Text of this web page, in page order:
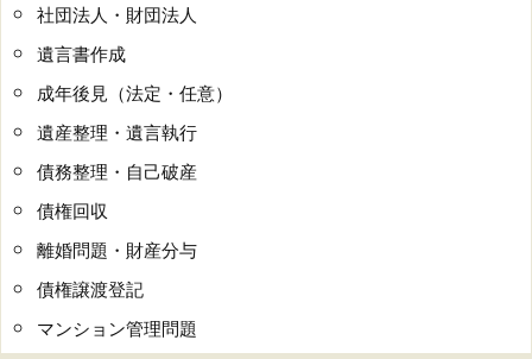
社団法人・財団法人
遺言書作成
成年後見（法定・任意）
遺産整理・遺言執行
債務整理・自己破産
債権回収
離婚問題・財産分与
債権譲渡登記
マンション管理問題